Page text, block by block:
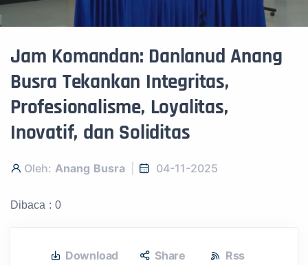
Jam Komandan: Danlanud Anang
Busra Tekankan Integritas,
Profesionalisme, Loyalitas,
Inovatif, dan Soliditas
Oleh: Anang Busra 04-11-2025
Dibaca : 0
Download Share Rss